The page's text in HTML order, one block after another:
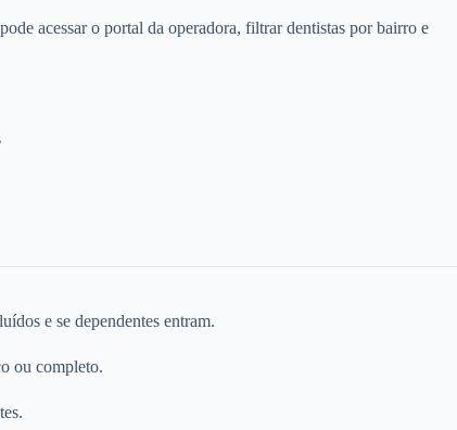
acessar o portal da operadora, filtrar dentistas por bairro e
e se dependentes entram.
ou completo.